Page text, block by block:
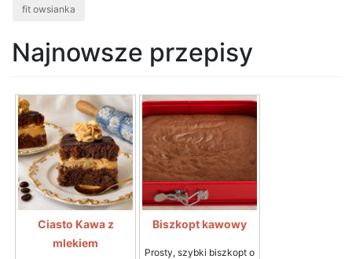
fit owsianka
Najnowsze przepisy
Ciasto Kawa z
mlekiem
Biszkopt kawowy
Prosty, szybki biszkopt o